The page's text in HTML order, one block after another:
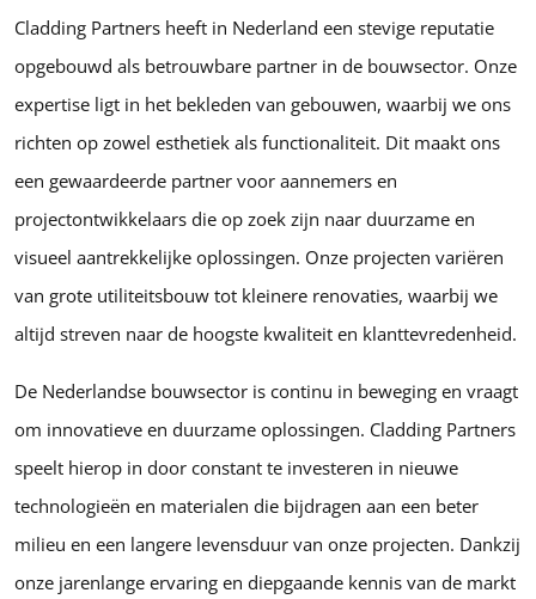
Cladding Partners heeft in Nederland een stevige reputatie
opgebouwd als betrouwbare partner in de bouwsector. Onze
expertise ligt in het bekleden van gebouwen, waarbij we ons
richten op zowel esthetiek als functionaliteit. Dit maakt ons
een gewaardeerde partner voor aannemers en
projectontwikkelaars die op zoek zijn naar duurzame en
visueel aantrekkelijke oplossingen. Onze projecten variëren
van grote utiliteitsbouw tot kleinere renovaties, waarbij we
altijd streven naar de hoogste kwaliteit en klanttevredenheid.
De Nederlandse bouwsector is continu in beweging en vraagt
om innovatieve en duurzame oplossingen. Cladding Partners
speelt hierop in door constant te investeren in nieuwe
technologieën en materialen die bijdragen aan een beter
milieu en een langere levensduur van onze projecten. Dankzij
onze jarenlange ervaring en diepgaande kennis van de markt